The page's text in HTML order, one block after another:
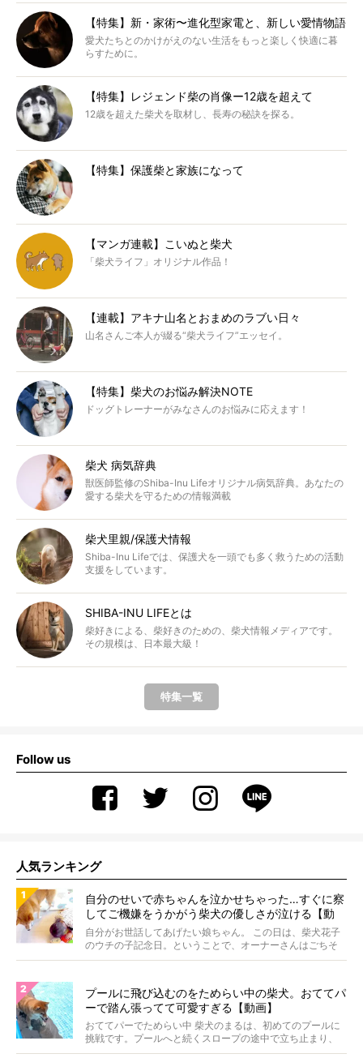
【特集】新・家術〜進化型家電と、新しい愛情物語
愛犬たちとのかけがえのない生活をもっと楽しく快適に暮
らすために。
【特集】レジェンド柴の肖像ー12歳を超えて
12歳を超えた柴犬を取材し、長寿の秘訣を探る。
【特集】保護柴と家族になって
【マンガ連載】こいぬと柴犬
「柴犬ライフ」オリジナル作品！
【連載】アキナ山名とおまめのラブい日々
山名さんご本人が綴る“柴犬ライフ”エッセイ。
【特集】柴犬のお悩み解決NOTE
ドッグトレーナーがみなさんのお悩みに応えます！
柴犬 病気辞典
獣医師監修のShiba-Inu Lifeオリジナル病気辞典。あなたの
愛する柴犬を守るための情報満載
柴犬里親/保護犬情報
Shiba-Inu Lifeでは、保護犬を一頭でも多く救うための活動
支援をしています。
SHIBA-INU LIFEとは
柴好きによる、柴好きのための、柴犬情報メディアです。
その規模は、日本最大級！
特集一覧
Follow us
人気ランキング
自分のせいで赤ちゃんを泣かせちゃった…すぐに察
してご機嫌をうかがう柴犬の優しさが泣ける【動
画】
自分がお世話してあげたい娘ちゃん。 この日は、柴犬花子
のウチの子記念日。ということで、オーナーさんはごちそ
うを...
プールに飛び込むのをためらい中の柴犬。おててパ
ーで踏ん張ってて可愛すぎる【動画】
おててパーでためらい中 柴犬のまるは、初めてのプールに
挑戦です。プールへと続くスロープの途中で立ち止まり、
前足...